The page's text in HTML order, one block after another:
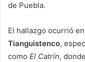
de Puebla.
El hallazgo ocurrió
Tianguistenco,
como El Catrín,